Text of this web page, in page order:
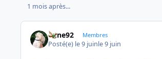
1 mois après...
anne92 Membres
Posté(e) le 9 juinle 9 juin